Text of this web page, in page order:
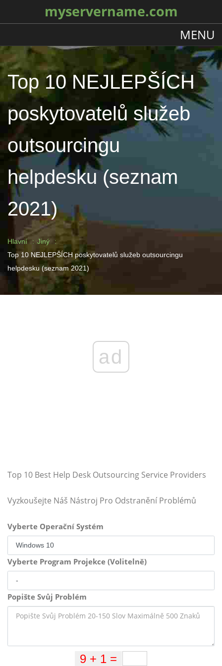
myservername.com
MENU
Top 10 NEJLEPŠÍCH
poskytovatelů služeb
outsourcingu
helpdesku (seznam
2021)
Hlavní
Jiný
Top 10 NEJLEPŠÍCH poskytovatelů služeb outsourcingu
helpdesku (seznam 2021)
ad
Top 10 Best Help Desk Outsourcing Service Providers
Vyzkoušejte Náš Nástroj Pro Odstranění Problémů
Vyberte Operační Systém
Vyberte Program Projekce (Volitelně)
Popište Svůj Problém